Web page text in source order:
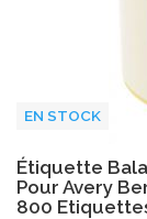
EN STOCK
Étiquette
Pour Avery
800